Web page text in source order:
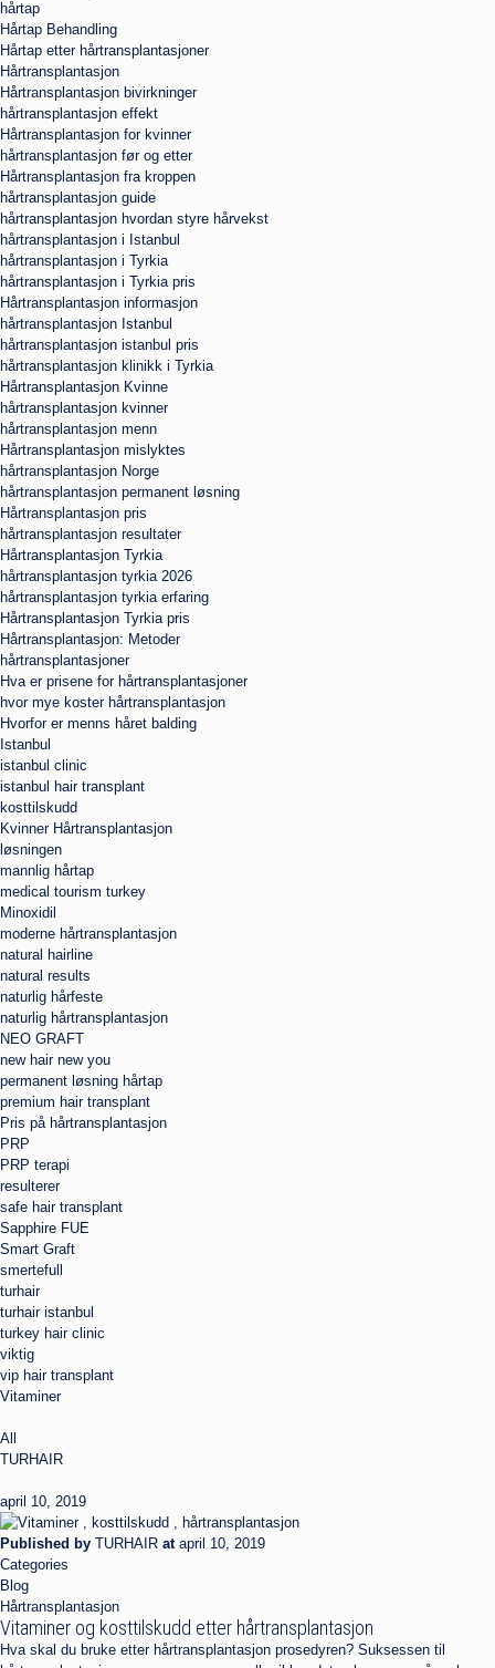
hårtap
Hårtap Behandling
Hårtap etter hårtransplantasjoner
Hårtransplantasjon
Hårtransplantasjon bivirkninger
hårtransplantasjon effekt
Hårtransplantasjon for kvinner
hårtransplantasjon før og etter
Hårtransplantasjon fra kroppen
hårtransplantasjon guide
hårtransplantasjon hvordan styre hårvekst
hårtransplantasjon i Istanbul
hårtransplantasjon i Tyrkia
hårtransplantasjon i Tyrkia pris
Hårtransplantasjon informasjon
hårtransplantasjon Istanbul
hårtransplantasjon istanbul pris
hårtransplantasjon klinikk i Tyrkia
Hårtransplantasjon Kvinne
hårtransplantasjon kvinner
hårtransplantasjon menn
Hårtransplantasjon mislyktes
hårtransplantasjon Norge
hårtransplantasjon permanent løsning
Hårtransplantasjon pris
hårtransplantasjon resultater
Hårtransplantasjon Tyrkia
hårtransplantasjon tyrkia 2026
hårtransplantasjon tyrkia erfaring
Hårtransplantasjon Tyrkia pris
Hårtransplantasjon: Metoder
hårtransplantasjoner
Hva er prisene for hårtransplantasjoner
hvor mye koster hårtransplantasjon
Hvorfor er menns håret balding
Istanbul
istanbul clinic
istanbul hair transplant
kosttilskudd
Kvinner Hårtransplantasjon
løsningen
mannlig hårtap
medical tourism turkey
Minoxidil
moderne hårtransplantasjon
natural hairline
natural results
naturlig hårfeste
naturlig hårtransplantasjon
NEO GRAFT
new hair new you
permanent løsning hårtap
premium hair transplant
Pris på hårtransplantasjon
PRP
PRP terapi
resulterer
safe hair transplant
Sapphire FUE
Smart Graft
smertefull
turhair
turhair istanbul
turkey hair clinic
viktig
vip hair transplant
Vitaminer
All
TURHAIR
april 10, 2019
Published by TURHAIR at april 10, 2019
Categories
Blog
Hårtransplantasjon
Vitaminer og kosttilskudd etter hårtransplantasjon
Hva skal du bruke etter hårtransplantasjon prosedyren? Suksessen til